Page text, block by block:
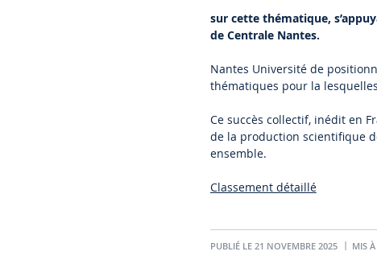
sur cette thématique,
de Centrale Nantes.
Nantes Université de
thématiques pour la
Ce succès collectif, inédit en
de la production scientifique
ensemble.
Classement détaillé
PUBLIÉ LE 21 NOVEMBRE 2025 MIS